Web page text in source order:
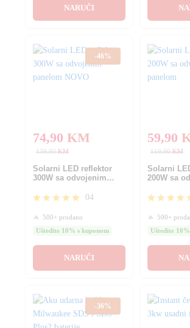
NARUČI
-46%
74,90 KM
139,90KM
Solarni LED reflektor
300W sa odvojenim
5.00
od 5
04
🔥
500+ prodano
Uštedite 10% s kuponom
NARUČI
59,90
119,90KM
Solarni
200W sa
4.40
od 5
🔥
500+
Uštedite
-36%